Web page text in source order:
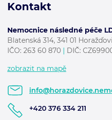
Kontakt
Nemocnice následné péče
Blatenská 314, 341 01
IČO: 263 60 870 DIČ:
zobrazit na mapě
+420 376 334 211